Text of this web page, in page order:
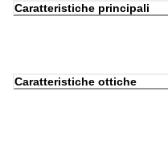
Caratteristiche principali
Caratteristiche ottiche